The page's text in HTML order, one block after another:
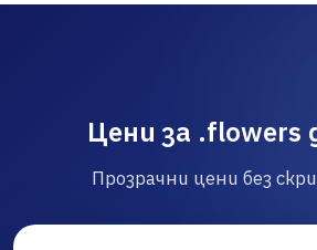
Цени за .flowers
Прозрачни цени без